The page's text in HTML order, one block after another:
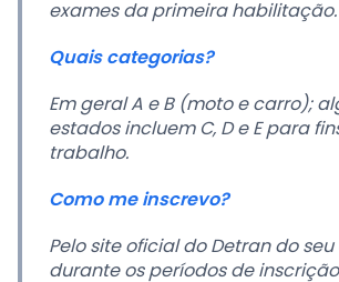
exames da primeira habilitação.
Quais categorias?
Em geral A e B (moto e carro);
estados incluem C, D e E para
trabalho.
Como me inscrevo?
Pelo site oficial do Detran do
durante os períodos de